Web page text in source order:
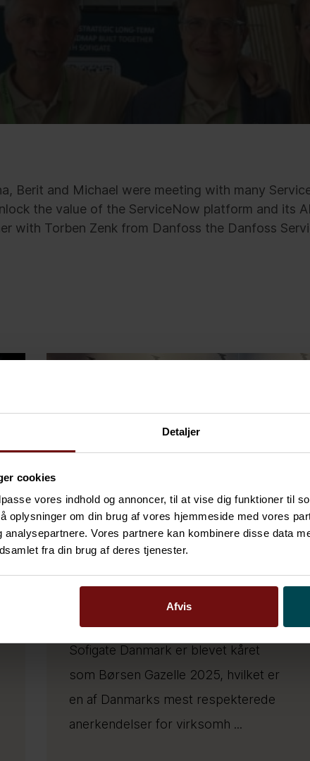
Detaljer
cookies
vores indhold og annoncer, til at vise dig funktioner til
oplysninger om din brug af vores hjemmeside med vores
analysepartnere. Vores partnere kan kombinere disse data
fra din brug af deres tjenester.
Afvis
Berit and Michael were meeting with many
the value of the ServiceNow platform and its
with Torben Zenk from Danfoss the Danfoss
27.3.2026Nyheder
Børsen Gazelle for deres
enestående vækst
Sofigate Danmark er blevet kåret
som Børsen Gazelle 2025, hvilket er
en af Danmarks mest respekterede
anerkendelser for virksomh ...